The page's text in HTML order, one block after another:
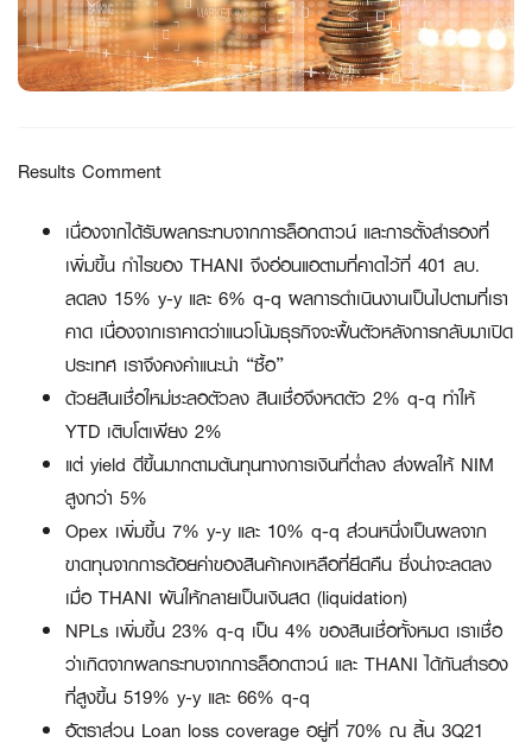
Results Comment
เนื่องจากได้รับผลกระทบจากการล็อกดาวน์ และการตั้งสำรองที่
เพิ่มขึ้น กำไรของ THANI จึงอ่อนแอตามที่คาดไว้ที่ 401 ลบ.
ลดลง 15% y-y และ 6% q-q ผลการดำเนินงานเป็นไปตามที่เรา
คาด เนื่องจากเราคาดว่าแนวโน้มธุรกิจจะฟื้นตัวหลังการกลับมาเปิด
ประเทศ เราจึงคงคำแนะนำ “ซื้อ”
ด้วยสินเชื่อใหม่ชะลอตัวลง สินเชื่อจึงหดตัว 2% q-q ทำให้
YTD เติบโตเพียง 2%
แต่ yield ดีขึ้นมากตามต้นทุนทางการเงินที่ต่ำลง ส่งผลให้ NIM
สูงกว่า 5%
Opex เพิ่มขึ้น 7% y-y และ 10% q-q ส่วนหนึ่งเป็นผลจาก
ขาดทุนจากการด้อยค่าของสินค้าคงเหลือที่ยึดคืน ซึ่งน่าจะลดลง
เมื่อ THANI ผันให้กลายเป็นเงินสด (liquidation)
NPLs เพิ่มขึ้น 23% q-q เป็น 4% ของสินเชื่อทั้งหมด เราเชื่อ
ว่าเกิดจากผลกระทบจากการล็อกดาวน์ และ THANI ได้กันสำรอง
ที่สูงขึ้น 519% y-y และ 66% q-q
อัตราส่วน Loan loss coverage อยู่ที่ 70% ณ สิ้น 3Q21